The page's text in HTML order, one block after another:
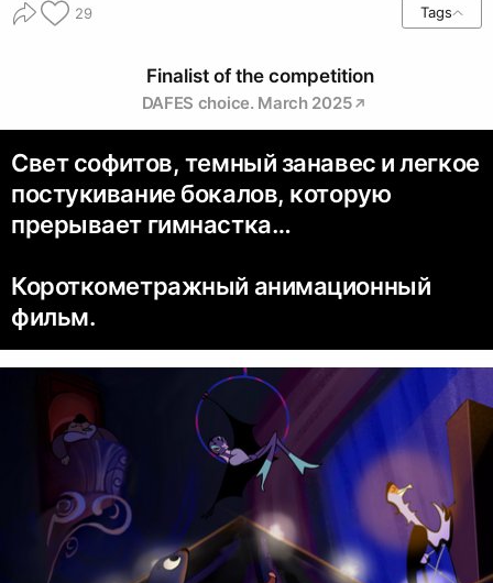
29 Tags
Finalist of the competition
DAFES choice. March 2025
Свет софитов, темный занавес и легкое
постукивание бокалов, которую
прерывает гимнастка…
Короткометражный анимационный
фильм.